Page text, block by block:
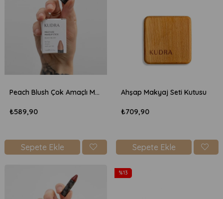
Peach Blush Çok Amaçlı Makyaj Kalemi
₺589,90
Sepete Ekle
Ahşap Makyaj Seti Kutusu
₺709,90
Sepete Ekle
%13